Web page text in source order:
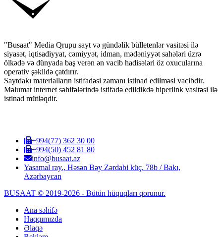
"Busaat" Media Qrupu sayt və gündəlik bülletenlər vasitəsi ilə
siyasət, iqtisadiyyat, cəmiyyət, idman, mədəniyyət sahələri üzrə
ölkədə və dünyada baş verən ən vacib hadisələri öz oxucularına
operativ şəkildə çatdırır.
Saytdakı materialların istifadəsi zamanı istinad edilməsi vacibdir.
Məlumat internet səhifələrində istifadə edildikdə hiperlink vasitəsi ilə
istinad mütləqdir.
+994(77) 362 30 00
+994(50) 452 81 80
info@busaat.az
Yasamal ray., Həsən Bəy Zərdabi küç. 78b / Bakı,
Azərbaycan
BUSAAT © 2019-2026 - Bütün hüquqları qorunur.
Ana səhifə
Haqqımızda
Əlaqə